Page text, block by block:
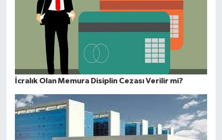
İcralık Olan Memura Disiplin Cezası Verilir mi?